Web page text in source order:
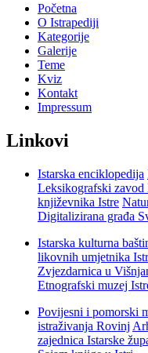
Početna
O Istrapediji
Kategorije
Galerije
Teme
Kviz
Kontakt
Impressum
Linkovi
Istarska enciklopedija
Leksikografski
književnika Istre
Digitalizirana građa
Istarska kulturna
likovnih umjetnika
Zvjezdarnica u
Etnografski muzej
Povijesni i pomorski
istraživanja Rovinj
zajednica Istarske